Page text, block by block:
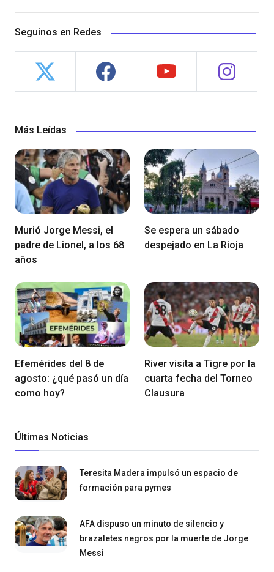
Seguinos en Redes
Más Leídas
Murió Jorge Messi, el
padre de Lionel, a los 68
años
Se espera un sábado
despejado en La Rioja
Efemérides del 8 de
agosto: ¿qué pasó un día
como hoy?
River visita a Tigre por la
cuarta fecha del Torneo
Clausura
Últimas Noticias
Teresita Madera impulsó un espacio de
formación para pymes
AFA dispuso un minuto de silencio y
brazaletes negros por la muerte de Jorge
Messi